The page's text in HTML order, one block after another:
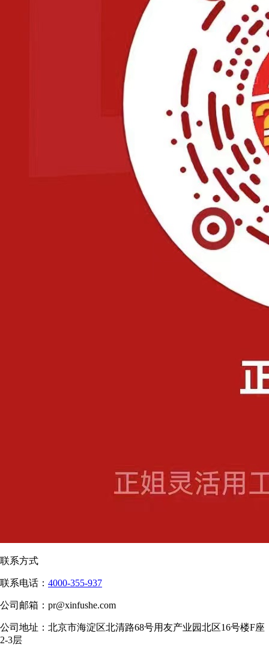
联系方式
联系电话： 4000-355-937
公司邮箱： pr@xinfushe.com
公司地址： 北京市海淀区北清路68号用友产业园北区16号楼F座
2-3层